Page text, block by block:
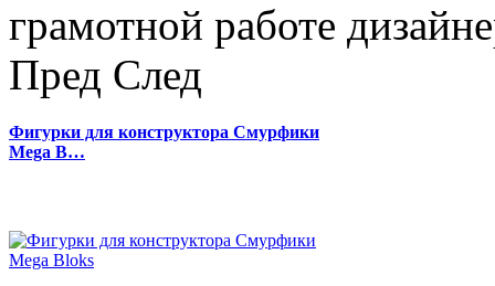
грамотной работе
Пред След
Фигурки для конструктора Смурфики
Mega B…